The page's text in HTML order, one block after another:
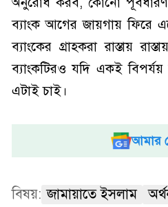
ব্যাংক আগের জায়গায় ফিরে
ব্যাংকের গ্রাহকরা রাস্তায়
ব্যাংকটিরও যদি একই
এটাই চাই।
আমার
বিষয়: জামায়াতে ইসলাম